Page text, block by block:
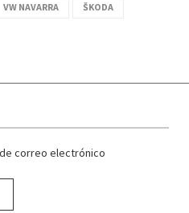
VW NAVARRA ŠKODA
correo electrónico